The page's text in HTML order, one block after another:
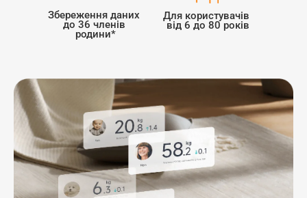
Збереження даних
до 36 членів
родини*
Для користувачів
від 6 до 80 років